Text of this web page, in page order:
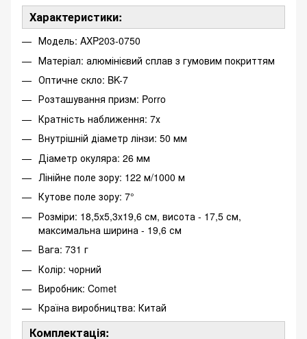
Характеристики:
Модель: AXP203-0750
Матеріал: алюмінієвий сплав з гумовим покриттям
Оптичне скло: BK-7
Розташування призм: Porro
Кратність наближення: 7х
Внутрішній діаметр лінзи: 50 мм
Діаметр окуляра: 26 мм
Лінійне поле зору: 122 м/1000 м
Кутове поле зору: 7°
Розміри: 18,5x5,3x19,6 см, висота - 17,5 см,
максимальна ширина - 19,6 см
Вага: 731 г
Колір: чорний
Виробник: Comet
Країна виробництва: Китай
Комплектація: